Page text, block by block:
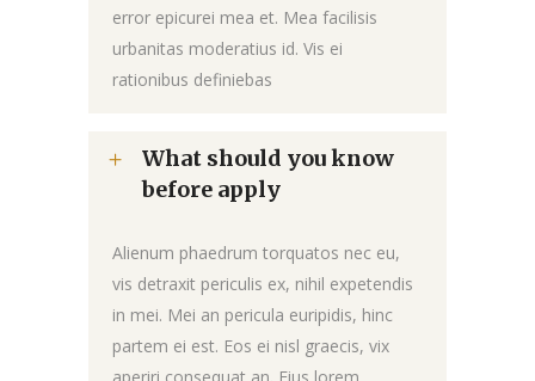
error epicurei mea et. Mea facilisis
urbanitas moderatius id. Vis ei
rationibus definiebas
What should you know
before apply
Alienum phaedrum torquatos nec eu,
vis detraxit periculis ex, nihil expetendis
in mei. Mei an pericula euripidis, hinc
partem ei est. Eos ei nisl graecis, vix